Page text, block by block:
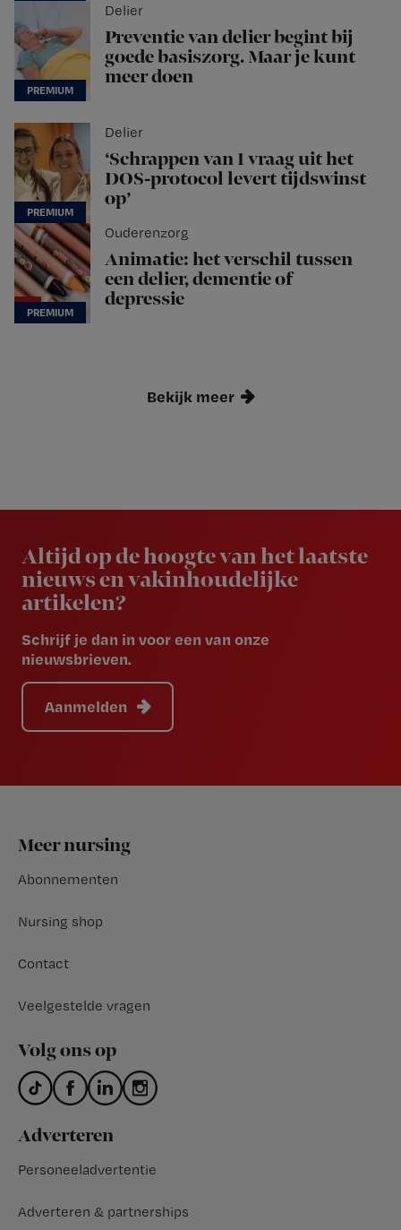
Delier
Preventie van delier begint bij
goede basiszorg. Maar je kunt
meer doen
Delier
‘Schrappen van 1 vraag uit het
DOS-protocol levert tijdswinst
op’
Ouderenzorg
Animatie: het verschil tussen
een delier, dementie of
depressie
Bekijk meer
Altijd op de hoogte van het laatste
nieuws en vakinhoudelijke
artikelen?
Schrijf je dan in voor een van onze
nieuwsbrieven.
Aanmelden
Footer
Meer nursing
Abonnementen
Nursing shop
Contact
Veelgestelde vragen
Volg ons op
Adverteren
Personeeladvertentie
Adverteren & partnerships